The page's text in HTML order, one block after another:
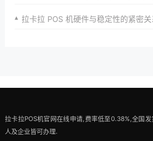
拉卡拉 POS 机硬件与稳定性的紧密关
拉卡拉POS机官网在线申请,费率低至0.38%,全国
人及企业皆可办理.